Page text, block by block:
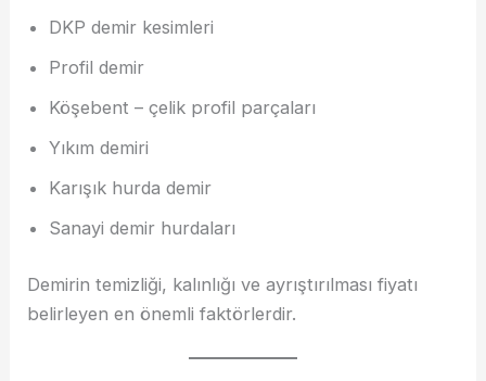
DKP demir kesimleri
Profil demir
Köşebent – çelik profil parçaları
Yıkım demiri
Karışık hurda demir
Sanayi demir hurdaları
Demirin temizliği, kalınlığı ve ayrıştırılması fiyatı
belirleyen en önemli faktörlerdir.